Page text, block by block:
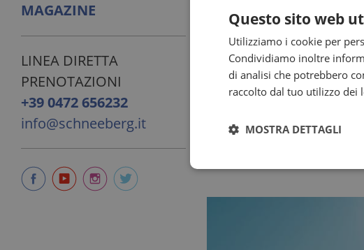
MAGAZINE
LINEA DIRETTA
PRENOTAZIONI
+39 0472 656232
info@schneeberg.it
delle regioni
tisane e infusi sia
che le conferiscono il
Questo sito web
Utilizziamo i cookie per
Condividiamo inoltre
di analisi che potrebbero
raccolto dal tuo utilizzo dei
MOSTRA DETTAGLI